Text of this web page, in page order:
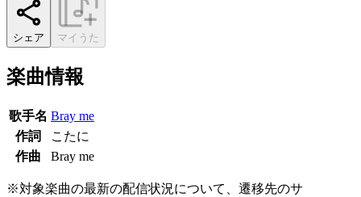
シェア マイうた
楽曲情報
歌手名 Bray me
作詞
こたに
作曲
Bray me
※対象楽曲の最新の配信状況について、遷移先のサ